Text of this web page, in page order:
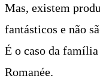
Mas, existem
fantásticos e não
É o caso da
Romanée.